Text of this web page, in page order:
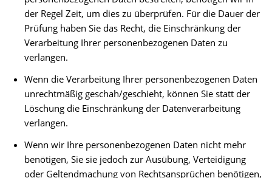
der Regel Zeit, um dies zu überprüfen. Für die Dauer der
Prüfung haben Sie das Recht, die Einschränkung der
Verarbeitung Ihrer personenbezogenen Daten zu
verlangen.
Wenn die Verarbeitung Ihrer personenbezogenen Daten
unrechtmäßig geschah/geschieht, können Sie statt der
Löschung die Einschränkung der Datenverarbeitung
verlangen.
Wenn wir Ihre personenbezogenen Daten nicht mehr
benötigen, Sie sie jedoch zur Ausübung, Verteidigung
oder Geltendmachung von Rechtsansprüchen benötigen,